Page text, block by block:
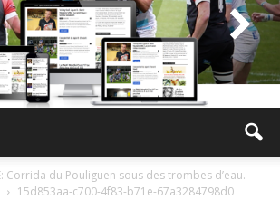
Sport
Corrida du Pouliguen sous des trombes d’eau.
15d853aa-c700-4f83-b71e-67a3284798d0